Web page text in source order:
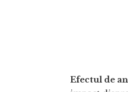
Efectul de